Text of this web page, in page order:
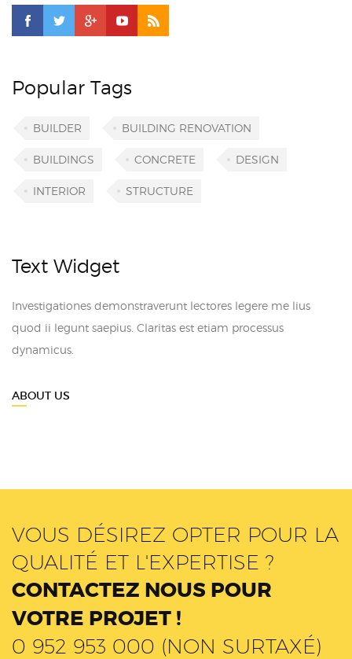
Popular Tags
BUILDER BUILDING RENOVATION
BUILDINGS CONCRETE DESIGN
INTERIOR STRUCTURE
Text Widget
Investigationes demonstraverunt lectores legere me lius
quod ii legunt saepius. Claritas est etiam processus
dynamicus.
ABOUT US
VOUS DÉSIREZ OPTER POUR LA
QUALITÉ ET L'EXPERTISE ?
CONTACTEZ NOUS POUR
VOTRE PROJET !
0 952 953 000 (NON SURTAXÉ)